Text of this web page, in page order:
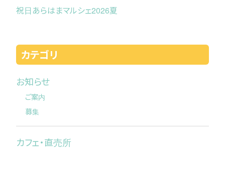
祝日あらはまマルシェ2026夏
カテゴリ
お知らせ
ご案内
募集
カフェ・直売所